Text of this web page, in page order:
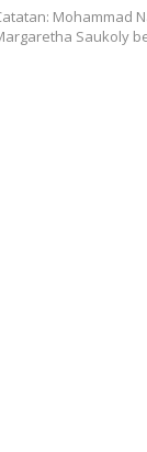
Mohammad
Saukoly